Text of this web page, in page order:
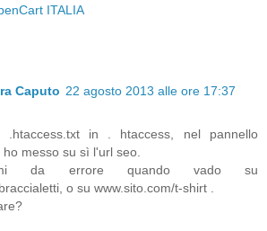
ITALIA
Caputo 22 agosto 2013 alle ore 17:37
.htaccess.txt in . htaccess, nel pannello
messo su sì l'url seo.
mi da errore quando vado su
o su www.sito.com/t-shirt .